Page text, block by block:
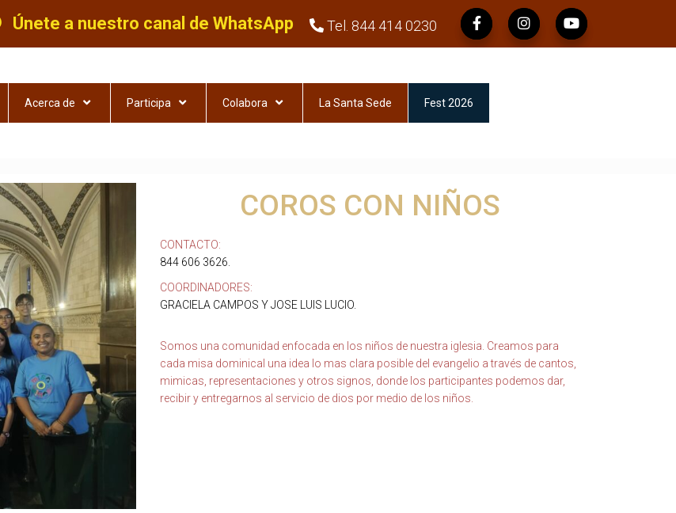
Únete a nuestro canal de WhatsApp Tel. 844 414 0230
Acerca de Participa Colabora La Santa Sede Fest 2026
COROS CON NIÑOS
CONTACTO:
844 606 3626.
COORDINADORES:
GRACIELA CAMPOS Y JOSE LUIS LUCIO
Somos una comunidad enfocada en los niños de nuestra iglesia. Creamos para
cada misa dominical una idea lo mas clara posible del evangelio a través de cantos,
mimicas, representaciones y otros signos, donde los participantes podemos dar,
recibir y entregarnos al servicio de dios por medio de los niños.